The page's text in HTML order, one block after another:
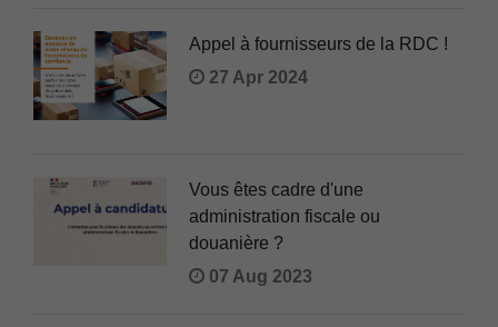
Appel à fournisseurs de la RDC !
27 Apr 2024
Vous êtes cadre d'une
administration fiscale ou
douanière ?
07 Aug 2023